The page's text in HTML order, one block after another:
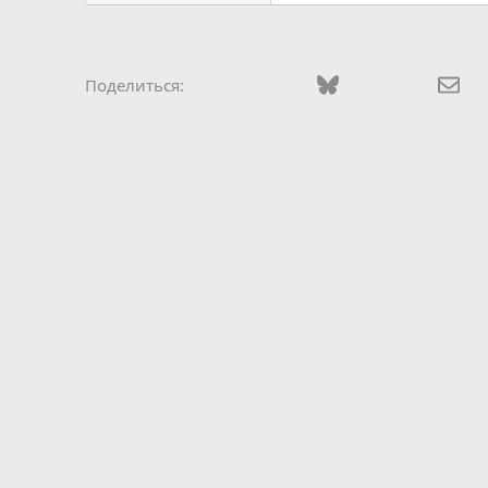
Поделиться: Odnoklassniki
Mail.ruBlueskyWhatsAppTelegram